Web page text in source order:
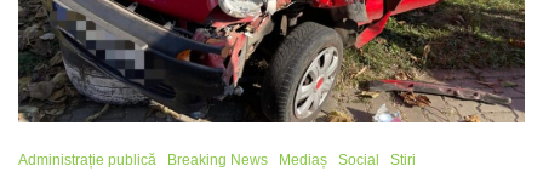
Administrație publică Breaking News Mediaș Social Stiri